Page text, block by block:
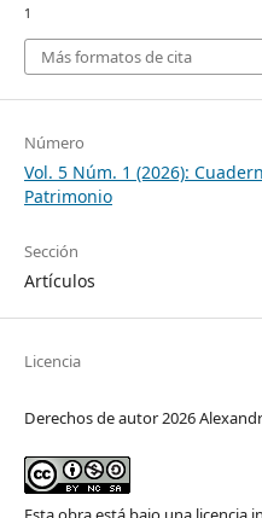
1
Más formatos de cita
Número
Vol. 5 Núm. 1 (2026):
Patrimonio
Sección
Artículos
Licencia
Derechos de autor 2026